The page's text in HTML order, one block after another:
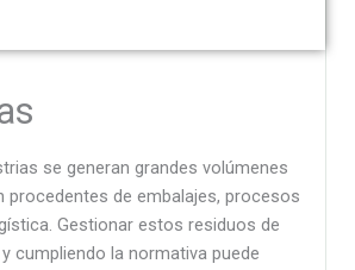
se generan grandes volúmenes
procedentes de embalajes, procesos
Gestionar estos residuos de
cumpliendo la normativa puede